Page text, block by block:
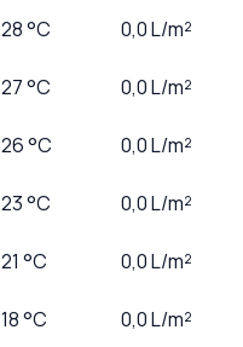
28°C 0,0L/m²
27°C 0,0L/m²
26°C 0,0L/m²
23°C 0,0L/m²
21 °C 0,0L/m²
18°C 0,0L/m²